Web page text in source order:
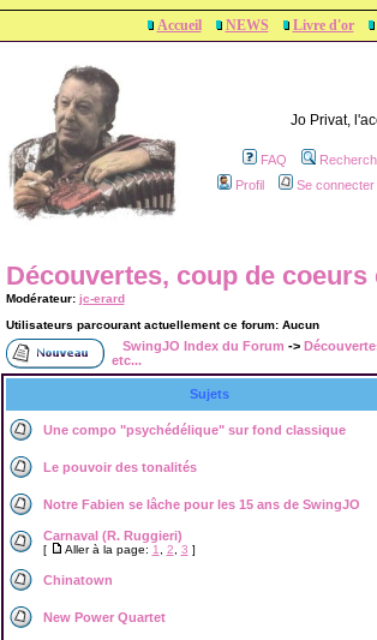
Accueil NEWS Livre d'or
Jo Privat,
FAQ
Profil
Se
Découvertes, coup de coeurs
Modérateur: jc-erard
Utilisateurs parcourant actuellement ce forum: Aucun
SwingJO Index du Forum ->
etc...
Sujets
Une compo "psychédélique" sur fond classique
Le pouvoir des tonalités
Notre Fabien se lâche pour les 15 ans de SwingJO
Carnaval (R. Ruggieri)
[ Aller à la page: 1 2 3 ]
Chinatown
New Power Quartet